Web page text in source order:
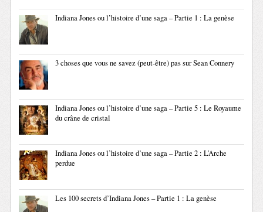
Indiana Jones ou l’histoire d’une saga – Partie 1 : La genèse
3 choses que vous ne savez (peut-être) pas sur Sean Connery
Indiana Jones ou l’histoire d’une saga – Partie 5 : Le Royaume
du crâne de cristal
Indiana Jones ou l’histoire d’une saga – Partie 2 : L’Arche
perdue
Les 100 secrets d’Indiana Jones – Partie 1 : La genèse